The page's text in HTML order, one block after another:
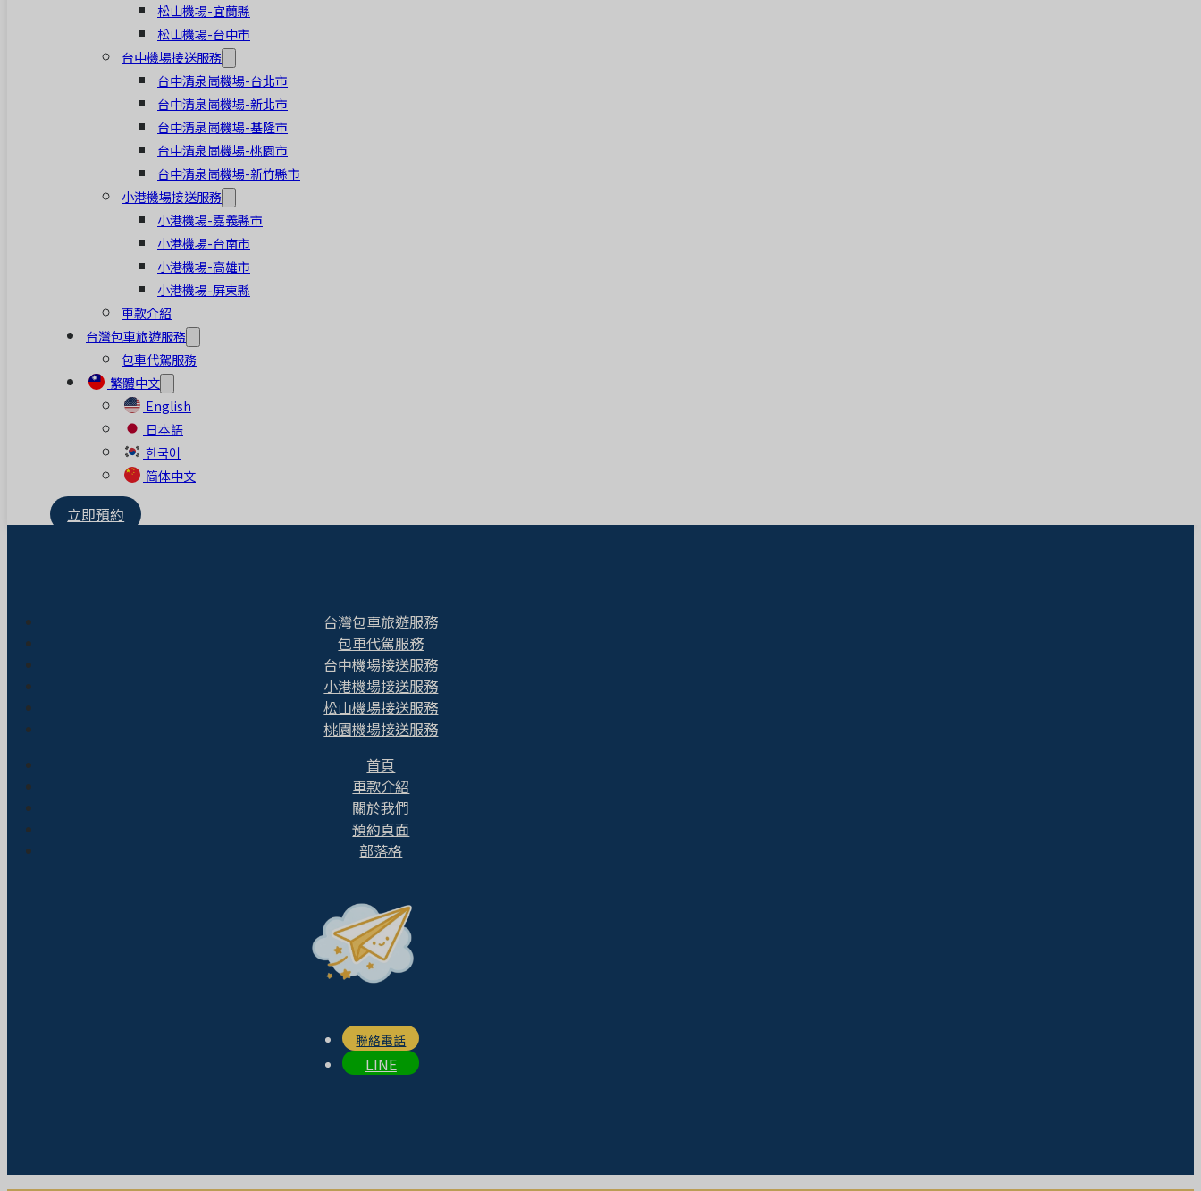
松山機場-宜蘭縣
松山機場-台中市
台中機場接送服務
台中清泉崗機場-台北市
台中清泉崗機場-新北市
台中清泉崗機場-基隆市
台中清泉崗機場-桃園市
台中清泉崗機場-新竹縣市
小港機場接送服務
小港機場-嘉義縣市
小港機場-台南市
小港機場-高雄市
小港機場-屏東縣
車款介紹
台灣包車旅遊服務
包車代駕服務
繁體中文
English
日本語
한국어
简体中文
立即預約
台灣包車旅遊服務
包車代駕服務
台中機場接送服務
小港機場接送服務
松山機場接送服務
桃園機場接送服務
首頁
車款介紹
關於我們
預約頁面
部落格
聯絡電話
LINE